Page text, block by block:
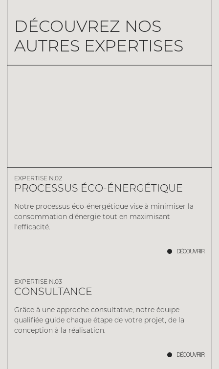
DÉCOUVREZ NOS
AUTRES EXPERTISES
EXPERTISE N.02
PROCESSUS ÉCO-ÉNERGÉTIQUE
Notre processus éco-énergétique vise à minimiser la
consommation d'énergie tout en maximisant
l'efficacité.
DÉCOUVRIR
EXPERTISE N.03
CONSULTANCE
Grâce à une approche consultative, notre équipe
qualifiée guide chaque étape de votre projet, de la
conception à la réalisation.
DÉCOUVRIR